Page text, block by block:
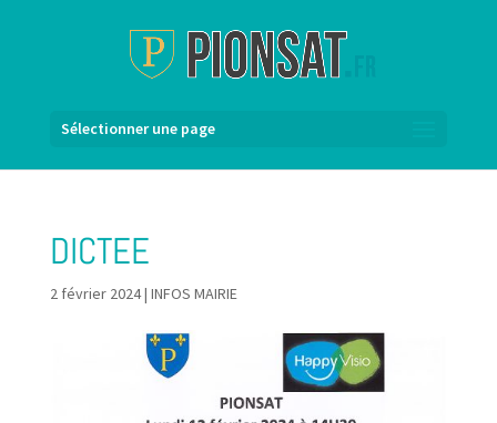
Sélectionner une page
DICTEE
2 février 2024| INFOS MAIRIE